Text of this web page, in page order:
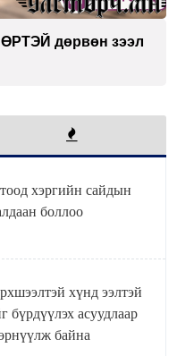
дөрвөн зээл
хэргийн сайдын
боллоо
хүнд ээлтэй
бүрдүүлэх асуудлаар
байна